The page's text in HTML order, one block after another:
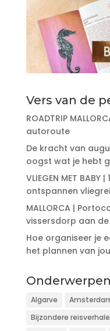
Vers van de
ROADTRIP
autoroute
De kracht van
oogst wat je hebt
VLIEGEN MET
ontspannen
MALLORCA |
vissersdorp aan
Hoe organiseer je
het plannen van
Onderwerpen
Algarve
Bijzondere